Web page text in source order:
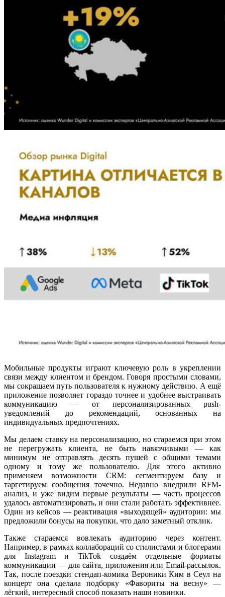
Мобильные продукты играют ключевую роль в укреплении
связи между клиентом и брендом. Говоря простыми словами,
мы сокращаем путь пользователя к нужному действию. А ещё
приложение позволяет гораздо точнее и удобнее выстраивать
коммуникацию — от персонализированных push-
уведомлений до рекомендаций, основанных на
индивидуальных предпочтениях.
Мы делаем ставку на персонализацию, но стараемся при этом
не перегружать клиента, не быть навязчивыми — как
минимум не отправлять десять пушей с общими темами
одному и тому же пользователю. Для этого активно
применяем возможности CRM: сегментируем базу и
таргетируем сообщения точечно. Недавно внедрили RFM-
анализ, и уже видим первые результаты — часть процессов
удалось автоматизировать, и они стали работать эффективнее.
Один из кейсов — реактивация «выходящей» аудитории: мы
предложили бонусы на покупки, что дало заметный отклик.
Также стараемся вовлекать аудиторию через контент.
Например, в рамках коллабораций со стилистами и блогерами
для Instagram и TikTok создаём отдельные форматы
коммуникации — для сайта, приложения или Email-рассылок.
Так, после поездки стендап-комика Вероники Ким в Сеул на
концерт она сделала подборку «Фавориты на весну» —
лёгкий, интересный способ показать наши новинки.